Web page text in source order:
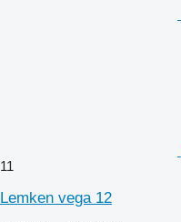
11
Lemken vega 12